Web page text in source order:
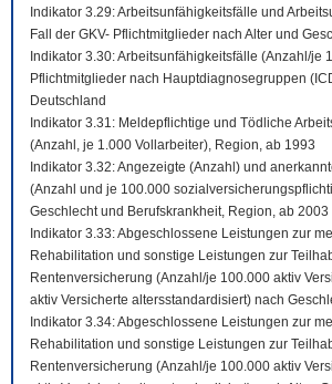
Indikator 3.29: Arbeitsunfähigkeitsfälle und
Fall der GKV- Pflichtmitglieder nach Alter und
Indikator 3.30: Arbeitsunfähigkeitsfälle (Anzahl/je
Pflichtmitglieder nach Hauptdiagnosegruppen
Deutschland
Indikator 3.31: Meldepflichtige und Tödliche
(Anzahl, je 1.000 Vollarbeiter), Region, ab 1993
Indikator 3.32: Angezeigte (Anzahl) und
(Anzahl und je 100.000
Geschlecht und Berufskrankheit, Region, ab 2003
Indikator 3.33: Abgeschlossene Leistungen zur
Rehabilitation und sonstige Leistungen zur
Rentenversicherung (Anzahl/je 100.000 aktiv
aktiv Versicherte altersstandardisiert) nach
Indikator 3.34: Abgeschlossene Leistungen zur
Rehabilitation und sonstige Leistungen zur
Rentenversicherung (Anzahl/je 100.000 aktiv